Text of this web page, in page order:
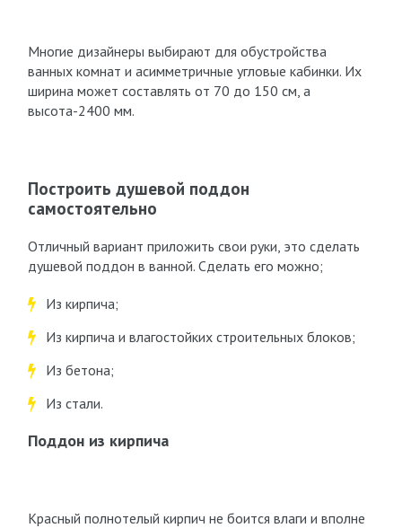
Многие дизайнеры выбирают для обустройства
ванных комнат и асимметричные угловые кабинки. Их
ширина может составлять от 70 до 150 см, а
высота-2400 мм.
Построить душевой поддон
самостоятельно
Отличный вариант приложить свои руки, это сделать
душевой поддон в ванной. Сделать его можно;
Из кирпича;
Из кирпича и влагостойких строительных блоков;
Из бетона;
Из стали.
Поддон из кирпича
Красный полнотелый кирпич не боится влаги и вполне